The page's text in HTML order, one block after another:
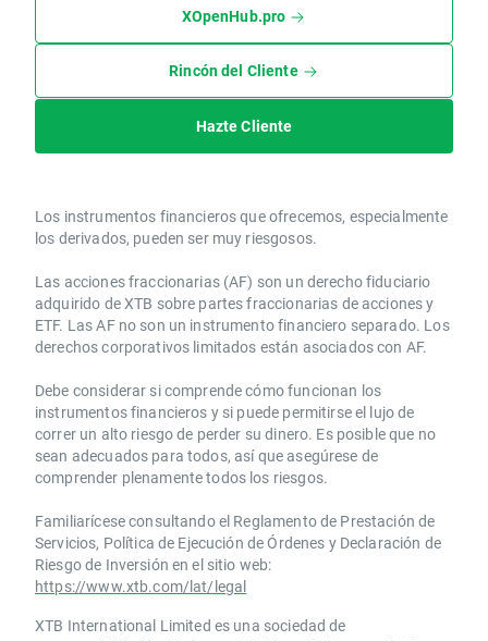
XOpenHub.pro
Rincón del Cliente
Hazte Cliente
Los instrumentos financieros que ofrecemos, especialmente
los derivados, pueden ser muy riesgosos.
Las acciones fraccionarias (AF) son un derecho fiduciario
adquirido de XTB sobre partes fraccionarias de acciones y
ETF. Las AF no son un instrumento financiero separado. Los
derechos corporativos limitados están asociados con AF.
Debe considerar si comprende cómo funcionan los
instrumentos financieros y si puede permitirse el lujo de
correr un alto riesgo de perder su dinero. Es posible que no
sean adecuados para todos, así que asegúrese de
comprender plenamente todos los riesgos.
Familiarícese consultando el Reglamento de Prestación de
Servicios, Política de Ejecución de Órdenes y Declaración de
Riesgo de Inversión en el sitio web:
https://www.xtb.com/lat/legal
XTB International Limited es una sociedad de